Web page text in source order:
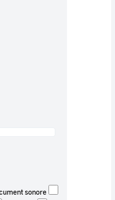
sonore